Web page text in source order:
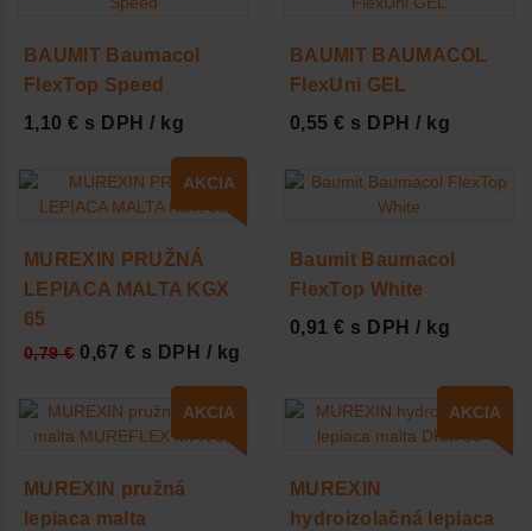
BAUMIT Baumacol
FlexTop Speed
1,10 € s DPH / kg
BAUMIT BAUMACOL
FlexUni GEL
0,55 € s DPH / kg
AKCIA
MUREXIN PRUŽNÁ
LEPIACA MALTA KGX
65
0,79 €0,67 € s DPH / kg
Baumit Baumacol
FlexTop White
0,91 € s DPH / kg
AKCIA
MUREXIN pružná
lepiaca malta
AKCIA
MUREXIN
hydroizolačná lepiaca